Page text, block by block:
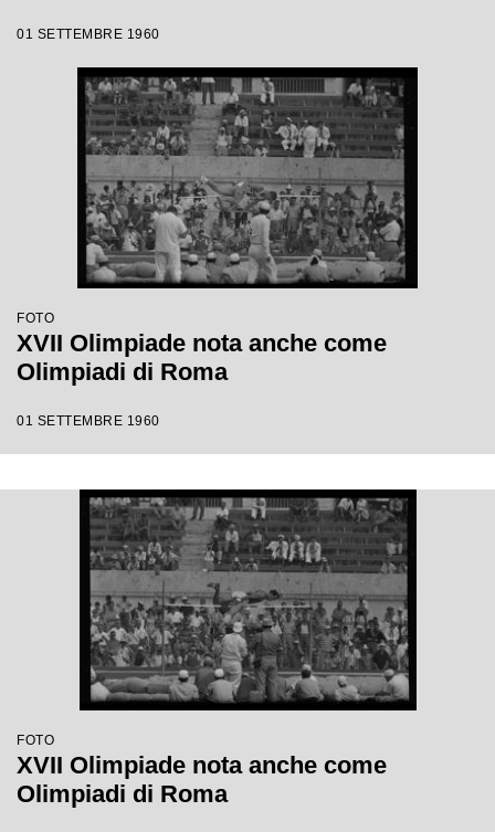
01 SETTEMBRE 1960
FOTO
XVII Olimpiade nota anche come
Olimpiadi di Roma
01 SETTEMBRE 1960
FOTO
XVII Olimpiade nota anche come
Olimpiadi di Roma